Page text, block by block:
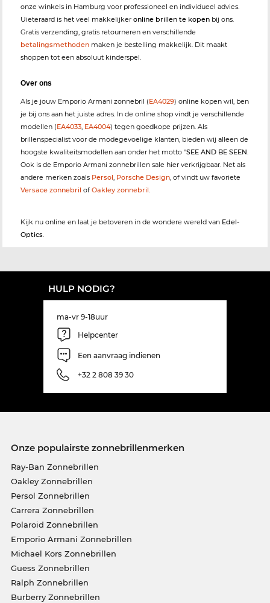
onze winkels in Hamburg voor professioneel en individueel advies.
Uieteraard is het veel makkelijker online brillen te kopen bij ons.
Gratis verzending, gratis retourneren en verschillende
betalingsmethoden maken je bestelling makkelijk. Dit maakt
shoppen tot een absoluut kinderspel.
Over ons
Als je jouw Emporio Armani zonnebril (EA4029) online kopen wil, ben
je bij ons aan het juiste adres. In de online shop vindt je verschillende
modellen (EA4033, EA4004) tegen goedkope prijzen. Als
brillenspecialist voor de modegevoelige klanten, bieden wij alleen de
hoogste kwaliteitsmodellen aan onder het motto "SEE AND BE SEEN.
Ook is de Emporio Armani zonnebrillen sale hier verkrijgbaar. Net als
andere merken zoals Persol, Porsche Design, of vindt uw favoriete
Versace zonnebril of Oakley zonnebril.
Kijk nu online en laat je betoveren in de wondere wereld van Edel-
Optics.
HULP NODIG?
ma-vr 9-18uur
Helpcenter
Een aanvraag indienen
+32 2 808 39 30
Onze populairste zonnebrillenmerken
Ray-Ban Zonnebrillen
Oakley Zonnebrillen
Persol Zonnebrillen
Carrera Zonnebrillen
Polaroid Zonnebrillen
Emporio Armani Zonnebrillen
Michael Kors Zonnebrillen
Guess Zonnebrillen
Ralph Zonnebrillen
Burberry Zonnebrillen